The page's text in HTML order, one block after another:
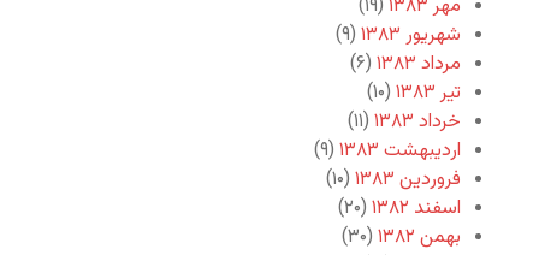
مهر ۱۳۸۳
(۱۹)
شهریور ۱۳۸۳
(۹)
مرداد ۱۳۸۳
(۶)
تیر ۱۳۸۳
(۱۰)
خرداد ۱۳۸۳
(۱۱)
اردیبهشت ۱۳۸۳
(۹)
فروردین ۱۳۸۳
(۱۰)
اسفند ۱۳۸۲
(۲۰)
بهمن ۱۳۸۲
(۳۰)